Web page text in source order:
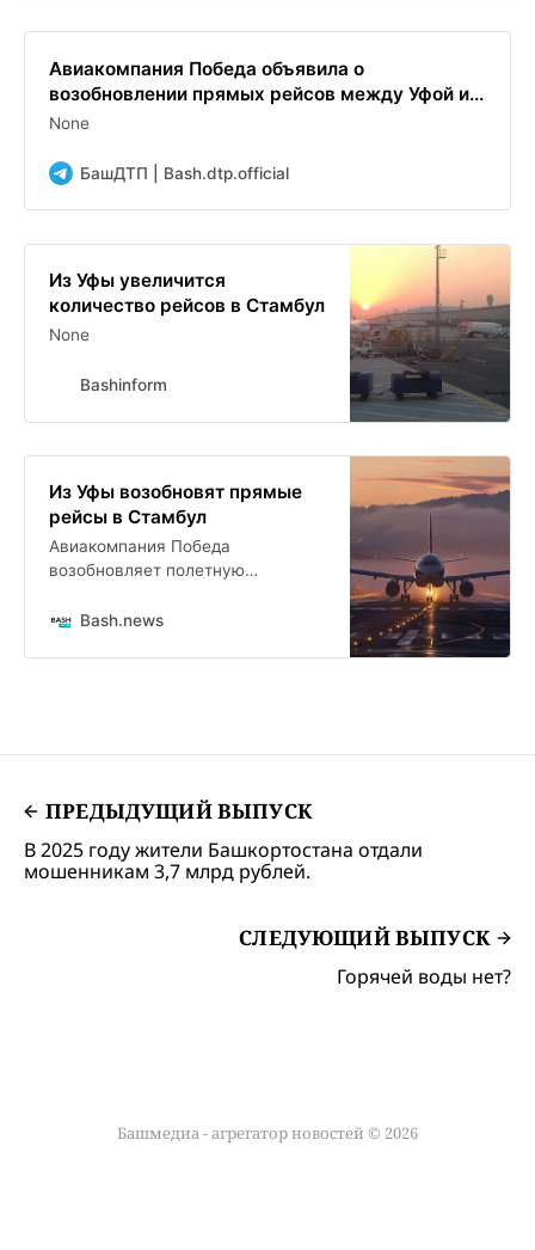
Авиакомпания Победа объявила о
возобновлении прямых рейсов между Уфой и...
None
БашДТП | Bash.dtp.official
Из Уфы увеличится
количество рейсов в Стамбул
None
Bashinform
Из Уфы возобновят прямые
рейсы в Стамбул
Авиакомпания Победа
возобновляет полетную
Прямые рейсы начнут выполнять
Bash.news
ПРЕДЫДУЩИЙ ВЫПУСК
В 2025 году жители Башкортостана отдали
мошенникам 3,7 млрд рублей.
СЛЕДУЮЩИЙ ВЫПУСК
Горячей воды нет?
Башмедиа - агрегатор новостей © 2026